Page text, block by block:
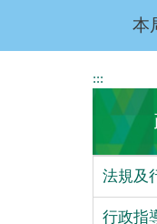
本
:::
法規及
行政指